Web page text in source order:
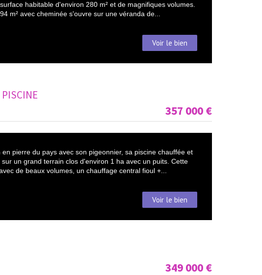
habitable d'environ 280 m² et de magnifiques volumes.
m² avec cheminée s'ouvre sur une véranda de...
Voir le bien
PISCINE
357 000 €
pierre du pays avec son pigeonnier, sa piscine chauffée et
un grand terrain clos d'environ 1 ha avec un puits. Cette
de beaux volumes, un chauffage central fioul +...
Voir le bien
349 000 €